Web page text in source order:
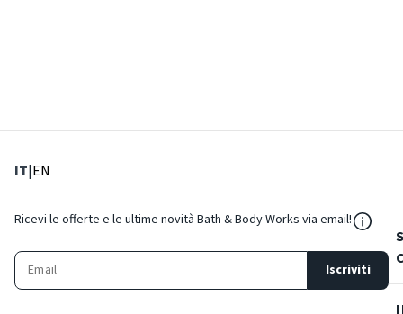
IT: Lingua corrente
|EN
Ricevi le offerte e le ultime novità Bath & Body Works via email!
Iscriviti